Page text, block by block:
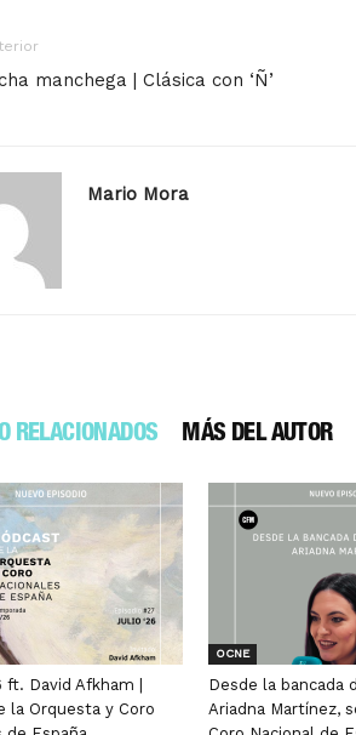
manchega | Clásica con ‘Ñ’
Mario Mora
RELACIONADOS MÁS DEL AUTOR
David Afkham |
la Orquesta y Coro
OCNE
Desde la bancada
Ariadna Martínez,